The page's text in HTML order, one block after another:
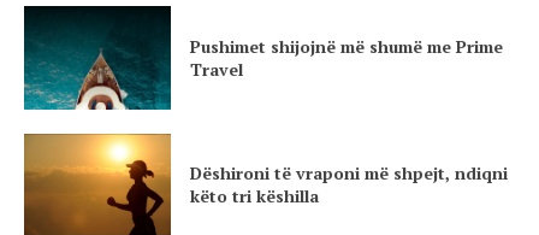
Pushimet shijojnë më shumë me Prime
Travel
Dëshironi të vraponi më shpejt, ndiqni
këto tri këshilla